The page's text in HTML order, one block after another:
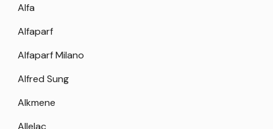
Alfa
Alfaparf
Alfaparf Milano
Alfred Sung
Alkmene
Allelac